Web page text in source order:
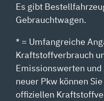
Es gibt
Gebrauchtwagen.
* = Umfangreiche
Kraftstoffverbrauch
Emissionswerten
neuer Pkw können
offiziellen